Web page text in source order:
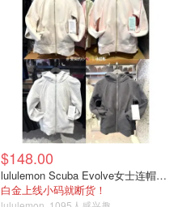
$148.00
lululemon Scuba Evolve女士连帽卫衣 全拉链
白金上线小码就断货！